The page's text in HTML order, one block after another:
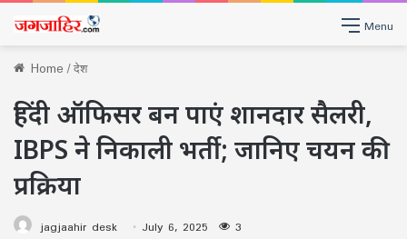
Menu
Home/देश
हिंदी ऑफिसर बन पाएं शानदार सैलरी,
IBPS ने निकाली भर्ती; जानिए चयन की
प्रक्रिया
jagjaahir desk July 6, 2025 3